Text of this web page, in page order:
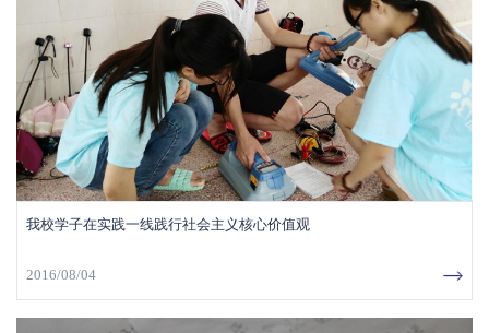
我校学子在实践一线践行社会主义核心价值观
2016/08/04